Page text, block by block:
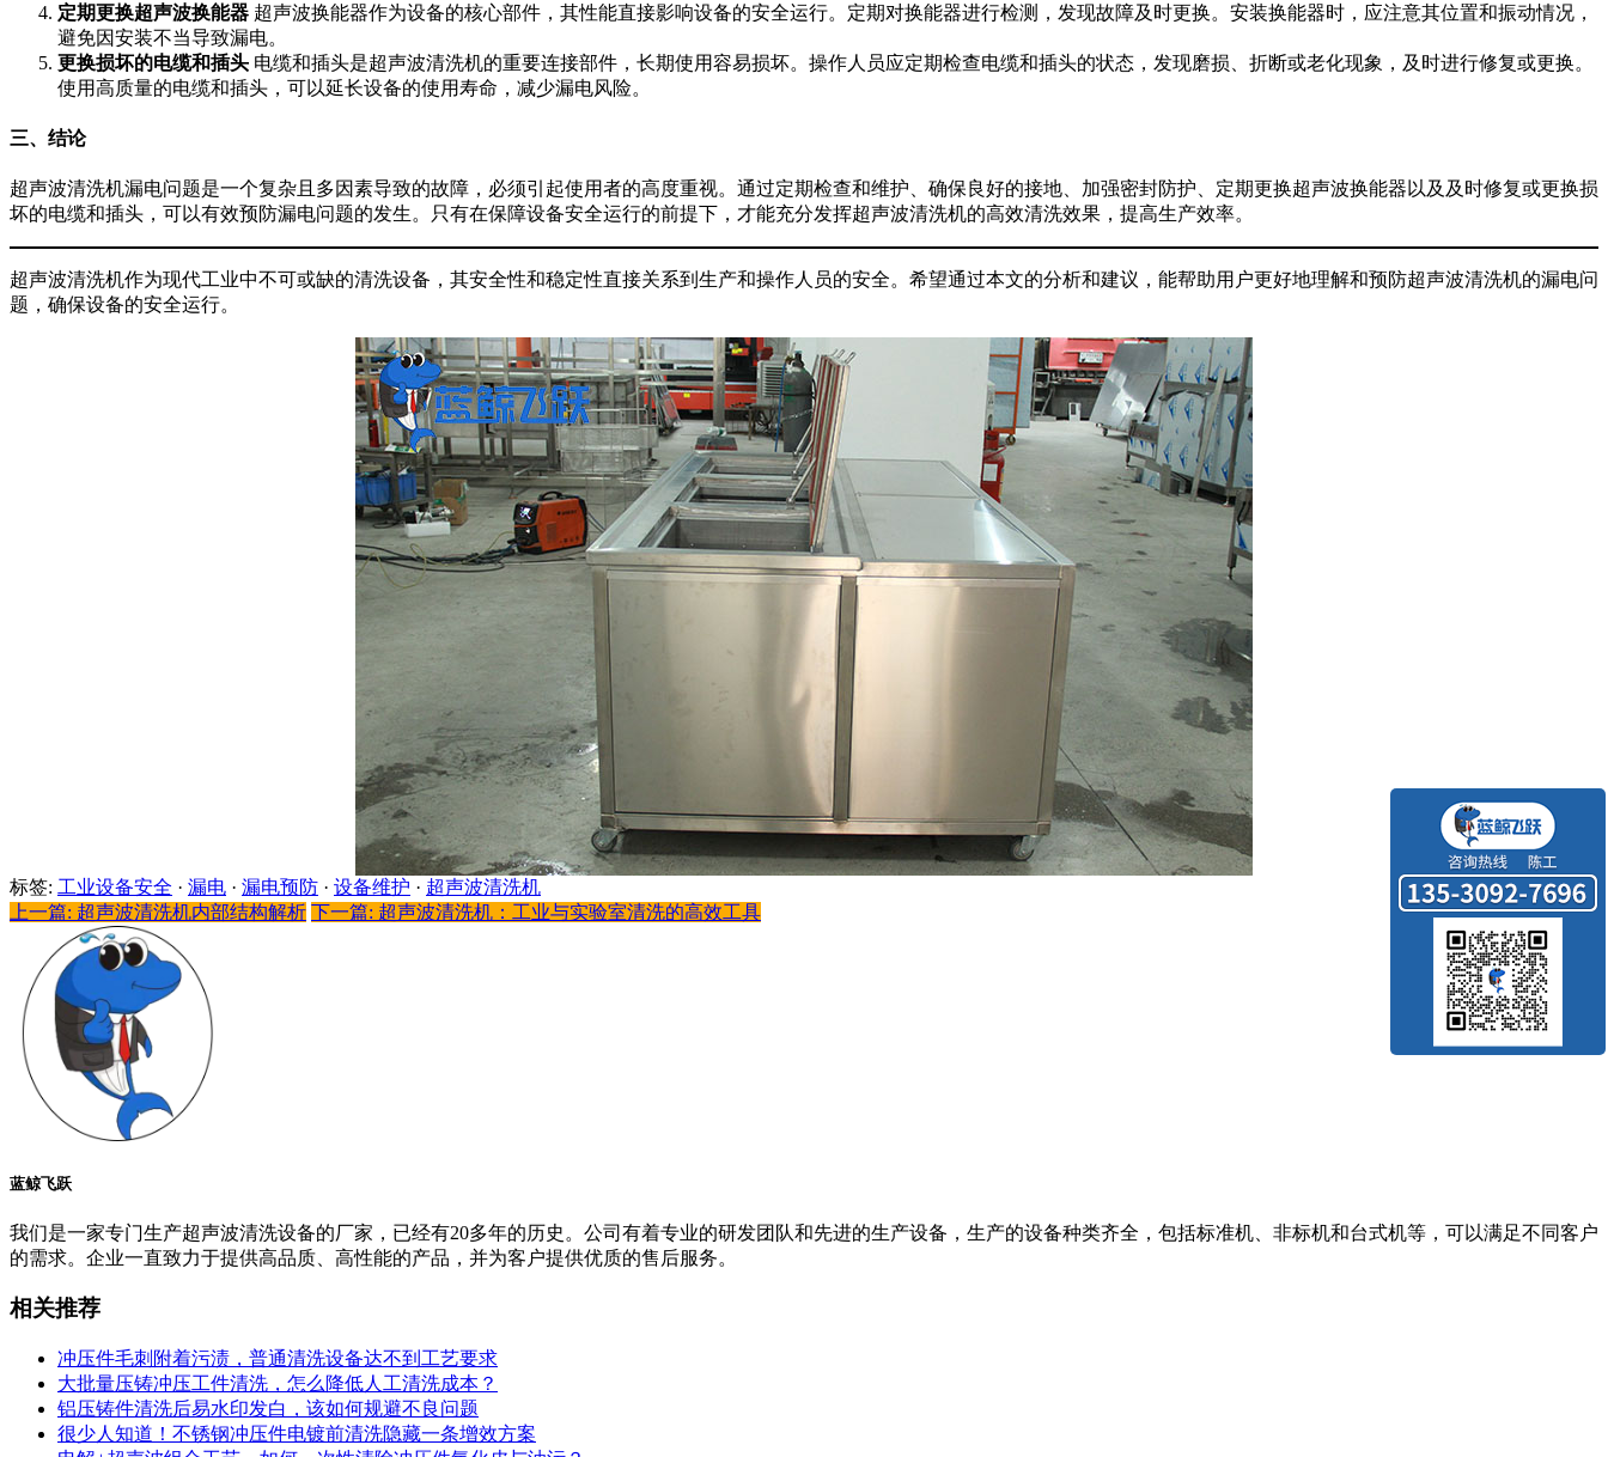
定期更换超声波换能器 超声波换能器作为设备的核心部件，其性能直接影响设备的安全运行。定期对换能器进行检测，发现故障及时更换。安装换能器时，应注意其位置和振动情况，
避免因安装不当导致漏电。
更换损坏的电缆和插头 电缆和插头是超声波清洗机的重要连接部件，长期使用容易损坏。操作人员应定期检查电缆和插头的状态，发现磨损、折断或老化现象，及时进行修复或更换。
使用高质量的电缆和插头，可以延长设备的使用寿命，减少漏电风险。
三、结论
超声波清洗机漏电问题是一个复杂且多因素导致的故障，必须引起使用者的高度重视。通过定期检查和维护、确保良好的接地、加强密封防护、定期更换超声波换能器以及及时修复或更换损
坏的电缆和插头，可以有效预防漏电问题的发生。只有在保障设备安全运行的前提下，才能充分发挥超声波清洗机的高效清洗效果，提高生产效率。
超声波清洗机作为现代工业中不可或缺的清洗设备，其安全性和稳定性直接关系到生产和操作人员的安全。希望通过本文的分析和建议，能帮助用户更好地理解和预防超声波清洗机的漏电问
题，确保设备的安全运行。
标签: 工业设备安全 · 漏电 · 漏电预防 · 设备维护 · 超声波清洗机
上一篇: 超声波清洗机内部结构解析 下一篇: 超声波清洗机：工业与实验室清洗的高效工具
蓝鲸飞跃
我们是一家专门生产超声波清洗设备的厂家，已经有20多年的历史。公司有着专业的研发团队和先进的生产设备，生产的设备种类齐全，包括标准机、非标机和台式机等，可以满足不同客户
的需求。企业一直致力于提供高品质、高性能的产品，并为客户提供优质的售后服务。
相关推荐
冲压件毛刺附着污渍，普通清洗设备达不到工艺要求
大批量压铸冲压工件清洗，怎么降低人工清洗成本？
铝压铸件清洗后易水印发白，该如何规避不良问题
很少人知道！不锈钢冲压件电镀前清洗隐藏一条增效方案